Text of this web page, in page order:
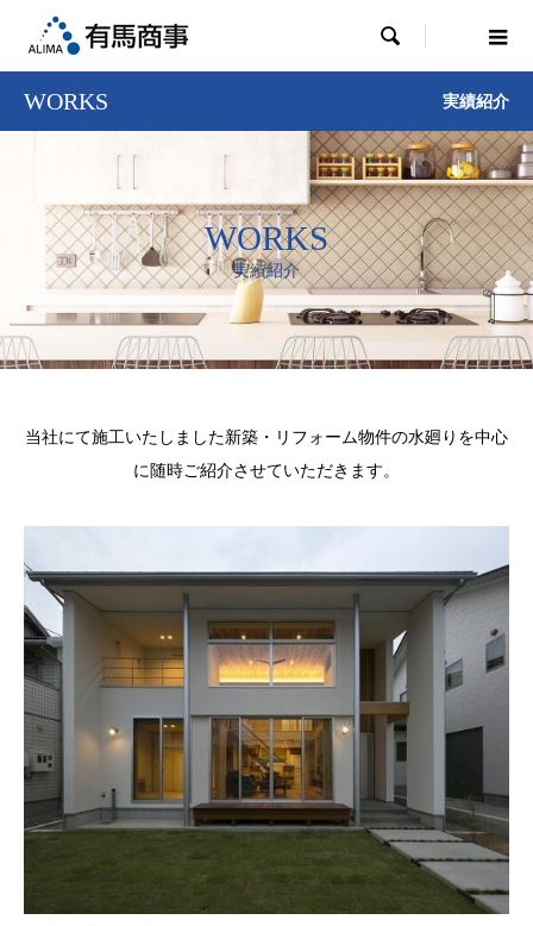

WORKS 実績紹介
WORKS
実績紹介
当社にて施工いたしました新築・リフォーム物件の水廻りを中心
に随時ご紹介させていただきます。